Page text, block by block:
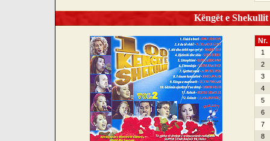
Këngët e
Nr.
1
2
3
4
5
6
7
8